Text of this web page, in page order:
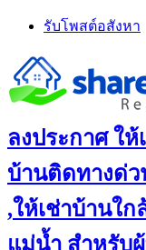
Skip
content
รับโพสต์อสังหา
ลงประกาศ ใ
บ้านติดทางด่ว
,ให้เช่าบ้านใ
แม่น้ำ สำหรับ